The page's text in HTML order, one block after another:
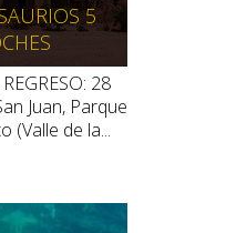
5
28
Juan, Parque
(Valle de la...